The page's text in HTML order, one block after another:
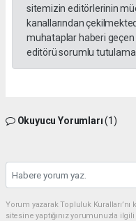
sitemizin editörlerinin
kanallarından
muhataplar haberi
editörü sorumlu
Okuyucu Yorumları(1)
Yorum yazarak Topluluk
sitesine yaptığınız yorumunuzla